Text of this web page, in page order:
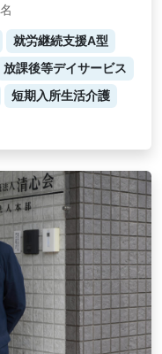
就労継続支援A型
放課後等デイサービス
短期入所生活介護